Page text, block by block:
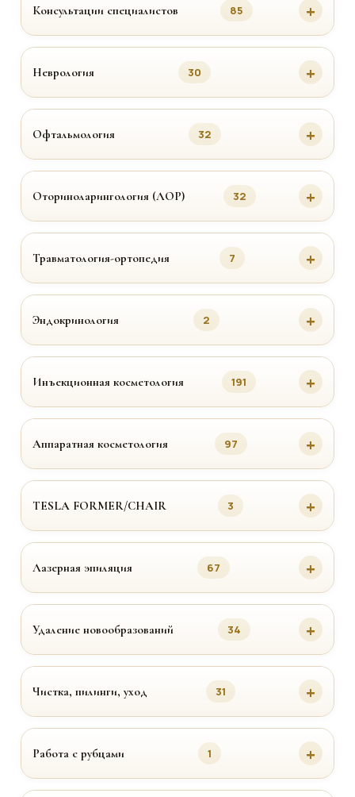
Консультации специалистов 85
Неврология 30
Офтальмология 32
Оториноларингология (ЛОР) 32
Травматология-ортопедия 7
Эндокринология 2
Инъекционная косметология 191
Аппаратная косметология 97
TESLA FORMER/CHAIR 3
Лазерная эпиляция 67
Удаление новообразований 34
Чистка, пилинги, уход 31
Работа с рубцами 1